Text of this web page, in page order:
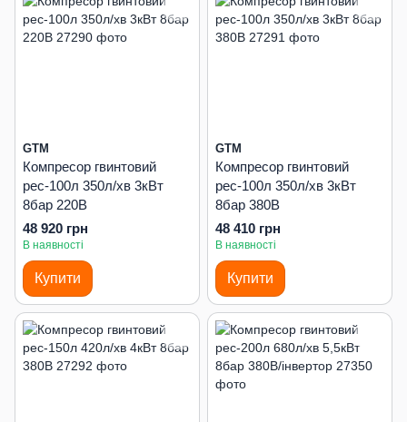
GTM
Компресор гвинтовий
рес-100л 350л/хв 3кВт
8бар 220В
48 920 грн
В наявності
Купити
GTM
Компресор гвинтовий
рес-100л 350л/хв 3кВт
8бар 380В
48 410 грн
В наявності
Купити